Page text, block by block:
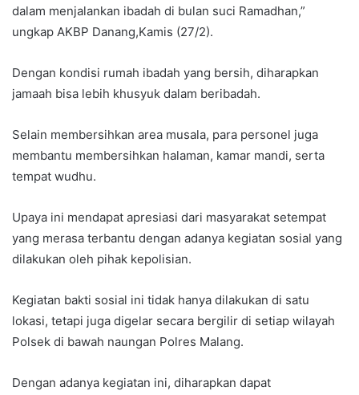
dalam menjalankan ibadah di bulan suci Ramadhan,”
ungkap AKBP Danang,Kamis (27/2).
Dengan kondisi rumah ibadah yang bersih, diharapkan
jamaah bisa lebih khusyuk dalam beribadah.
Selain membersihkan area musala, para personel juga
membantu membersihkan halaman, kamar mandi, serta
tempat wudhu.
Upaya ini mendapat apresiasi dari masyarakat setempat
yang merasa terbantu dengan adanya kegiatan sosial yang
dilakukan oleh pihak kepolisian.
Kegiatan bakti sosial ini tidak hanya dilakukan di satu
lokasi, tetapi juga digelar secara bergilir di setiap wilayah
Polsek di bawah naungan Polres Malang.
Dengan adanya kegiatan ini, diharapkan dapat